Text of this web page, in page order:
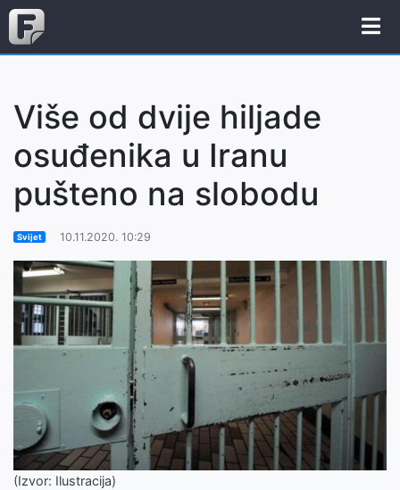
Više od dvije hiljade
osuđenika u Iranu
pušteno na slobodu
Svijet 10.11.2020. 10:29
(Izvor: Ilustracija)